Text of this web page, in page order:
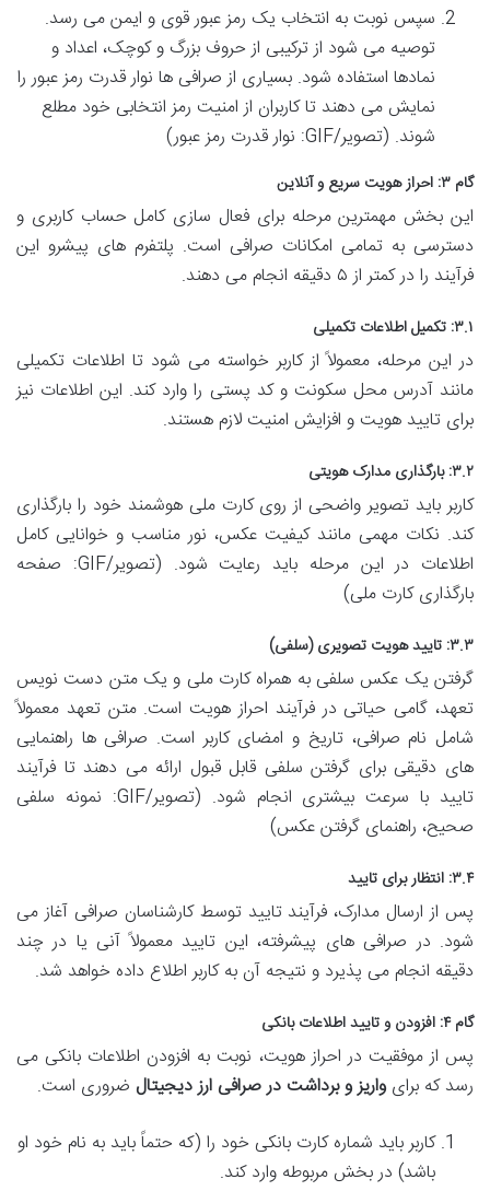
سپس نوبت به انتخاب یک رمز عبور قوی و ایمن می رسد.
توصیه می شود از ترکیبی از حروف بزرگ و کوچک، اعداد و
نمادها استفاده شود. بسیاری از صرافی ها نوار قدرت رمز عبور را
نمایش می دهند تا کاربران از امنیت رمز انتخابی خود مطلع
شوند. (تصویر/GIF: نوار قدرت رمز عبور)
گام ۳: احراز هویت سریع و آنلاین
این بخش مهمترین مرحله برای فعال سازی کامل حساب کاربری و
دسترسی به تمامی امکانات صرافی است. پلتفرم های پیشرو این
فرآیند را در کمتر از ۵ دقیقه انجام می دهند.
۳.۱: تکمیل اطلاعات تکمیلی
در این مرحله، معمولاً از کاربر خواسته می شود تا اطلاعات تکمیلی
مانند آدرس محل سکونت و کد پستی را وارد کند. این اطلاعات نیز
برای تایید هویت و افزایش امنیت لازم هستند.
۳.۲: بارگذاری مدارک هویتی
کاربر باید تصویر واضحی از روی کارت ملی هوشمند خود را بارگذاری
کند. نکات مهمی مانند کیفیت عکس، نور مناسب و خوانایی کامل
اطلاعات در این مرحله باید رعایت شود. (تصویر/GIF: صفحه
بارگذاری کارت ملی)
۳.۳: تایید هویت تصویری (سلفی)
گرفتن یک عکس سلفی به همراه کارت ملی و یک متن دست نویس
تعهد، گامی حیاتی در فرآیند احراز هویت است. متن تعهد معمولاً
شامل نام صرافی، تاریخ و امضای کاربر است. صرافی ها راهنمایی
های دقیقی برای گرفتن سلفی قابل قبول ارائه می دهند تا فرآیند
تایید با سرعت بیشتری انجام شود. (تصویر/GIF: نمونه سلفی
صحیح، راهنمای گرفتن عکس)
۳.۴: انتظار برای تایید
پس از ارسال مدارک، فرآیند تایید توسط کارشناسان صرافی آغاز می
شود. در صرافی های پیشرفته، این تایید معمولاً آنی یا در چند
دقیقه انجام می پذیرد و نتیجه آن به کاربر اطلاع داده خواهد شد.
گام ۴: افزودن و تایید اطلاعات بانکی
پس از موفقیت در احراز هویت، نوبت به افزودن اطلاعات بانکی می
رسد که برایواریز و برداشت در صرافی ارز دیجیتال ضروری است.
کاربر باید شماره کارت بانکی خود را (که حتماً باید به نام خود او
باشد) در بخش مربوطه وارد کند.